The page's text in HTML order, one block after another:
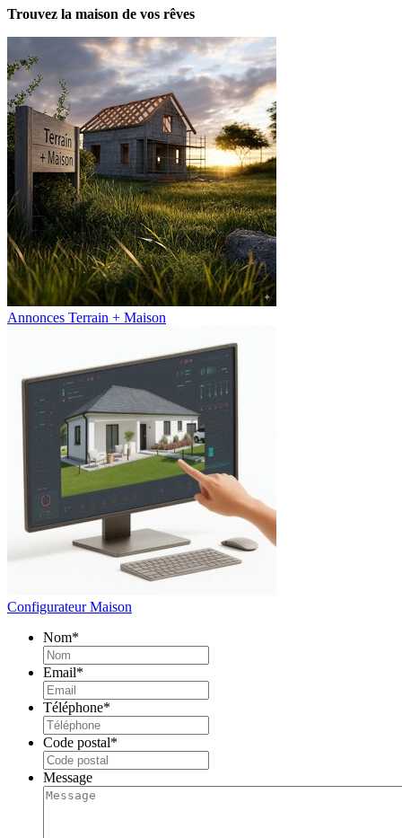
Trouvez la maison de vos rêves
Annonces Terrain + Maison
Configurateur Maison
Nom*
Email*
Téléphone*
Code postal*
Message